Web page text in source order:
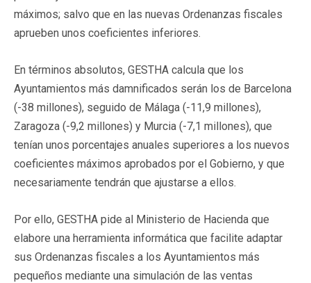
máximos; salvo que en las nuevas Ordenanzas fiscales
aprueben unos coeficientes inferiores.
En términos absolutos, GESTHA calcula que los
Ayuntamientos más damnificados serán los de Barcelona
(-38 millones), seguido de Málaga (-11,9 millones),
Zaragoza (-9,2 millones) y Murcia (-7,1 millones), que
tenían unos porcentajes anuales superiores a los nuevos
coeficientes máximos aprobados por el Gobierno, y que
necesariamente tendrán que ajustarse a ellos.
Por ello, GESTHA pide al Ministerio de Hacienda que
elabore una herramienta informática que facilite adaptar
sus Ordenanzas fiscales a los Ayuntamientos más
pequeños mediante una simulación de las ventas